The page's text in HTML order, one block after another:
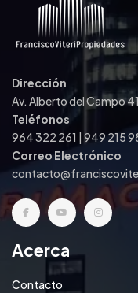
Dirección
Av. Alberto del Campo
Teléfonos
964 322 261 | 949 215
Correo Electrónico
Acerca
Contacto